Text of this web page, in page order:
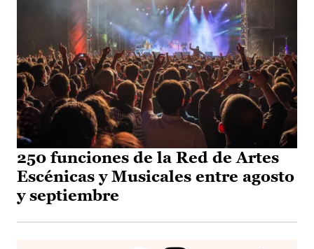
250 funciones de la Red de Artes
Escénicas y Musicales entre agosto
y septiembre